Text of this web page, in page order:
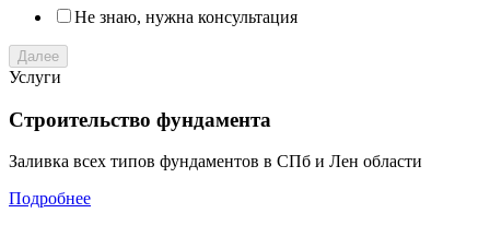
Не знаю, нужна консультация
Далее
Услуги
Строительство фундамента
Заливка всех типов фундаментов в СПб и Лен области
Подробнее